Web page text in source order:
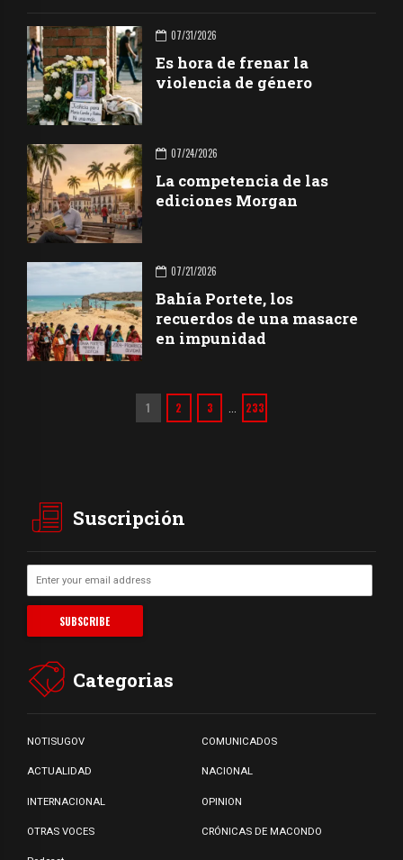
07/31/2026
Es hora de frenar la
violencia de género
07/24/2026
La competencia de las
ediciones Morgan
07/21/2026
Bahía Portete, los
recuerdos de una masacre
en impunidad
1 2 3 233
Suscripción
Categorias
NOTISUGOV COMUNICADOS
ACTUALIDAD NACIONAL
INTERNACIONAL OPINION
OTRAS VOCES CRÓNICAS DE MACONDO